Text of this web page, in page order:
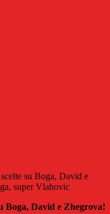
su Boga, David e
super Vlahovic
Boga, David e Zhegrova!